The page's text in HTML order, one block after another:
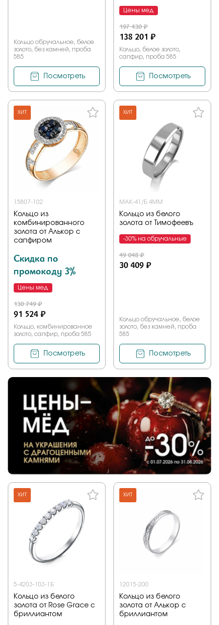
Кольцо обручальное, белое
золото, без камней, проба
585
Посмотреть
Цены мед
197 430 ₽
138 201 ₽
Кольцо, белое золото,
сапфир, проба 585
Посмотреть
ХИТ
15807-102
Кольцо из
комбинированного
золота от Алькор с
сапфиром
Скидка по
промокоду 3%
Цены мед
130 749 ₽
91 524 ₽
Кольцо, комбинированное
золото, сапфир, проба 585
Посмотреть
ХИТ
МАК-41/Б 4ММ
Кольцо из белого
золота от Тимофеевъ
-30% на обручальные
49 048 ₽
30 409 ₽
Кольцо обручальное, белое
золото, без камней, проба
585
Посмотреть
ХИТ
5-4203-103-1Б
Кольцо из белого
золота от Rose Grace с
бриллиантом
ХИТ
12015-200
Кольцо из белого
золота от Алькор с
бриллиантом